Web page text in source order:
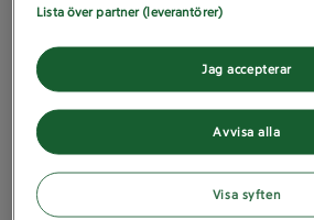
Lista över partner (leverantörer)
Avvisa alla
Jag accepterar
Visa syften